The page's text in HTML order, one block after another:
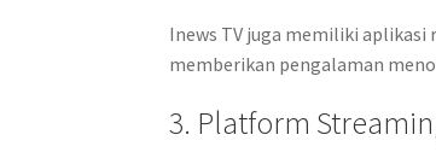
Inews TV juga memiliki aplikasi
memberikan pengalaman
3. Platform